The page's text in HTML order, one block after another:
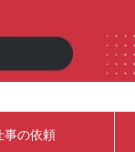
事の依頼